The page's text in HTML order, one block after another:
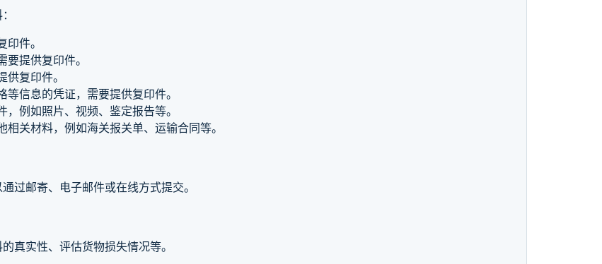
件。
提供复印件。
复印件。
信息的凭证，需要提供复印件。
例如照片、视频、鉴定报告等。
关材料，例如海关报关单、运输合同等。
过邮寄、电子邮件或在线方式提交。
真实性、评估货物损失情况等。